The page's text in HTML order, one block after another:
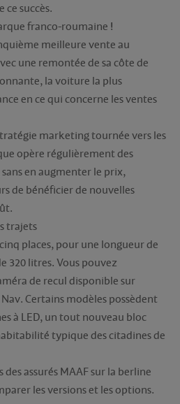
ce succès.
franco-roumaine !
meilleure vente au
une remontée de sa côte de
la voiture la plus
en ce qui concerne les ventes
marketing tournée vers les
opère régulièrement des
en augmenter le prix,
de bénéficier de nouvelles
trajets
places, pour une longueur de
320 litres. Vous pouvez
de recul disponible sur
Certains modèles possèdent
à LED, un tout nouveau bloc
typique des citadines de
des assurés MAAF sur la berline
les versions et les options.